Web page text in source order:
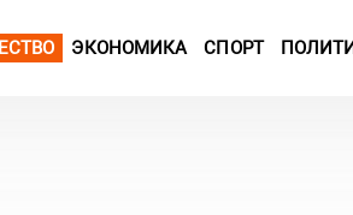
ЭКОНОМИКА СПОРТ